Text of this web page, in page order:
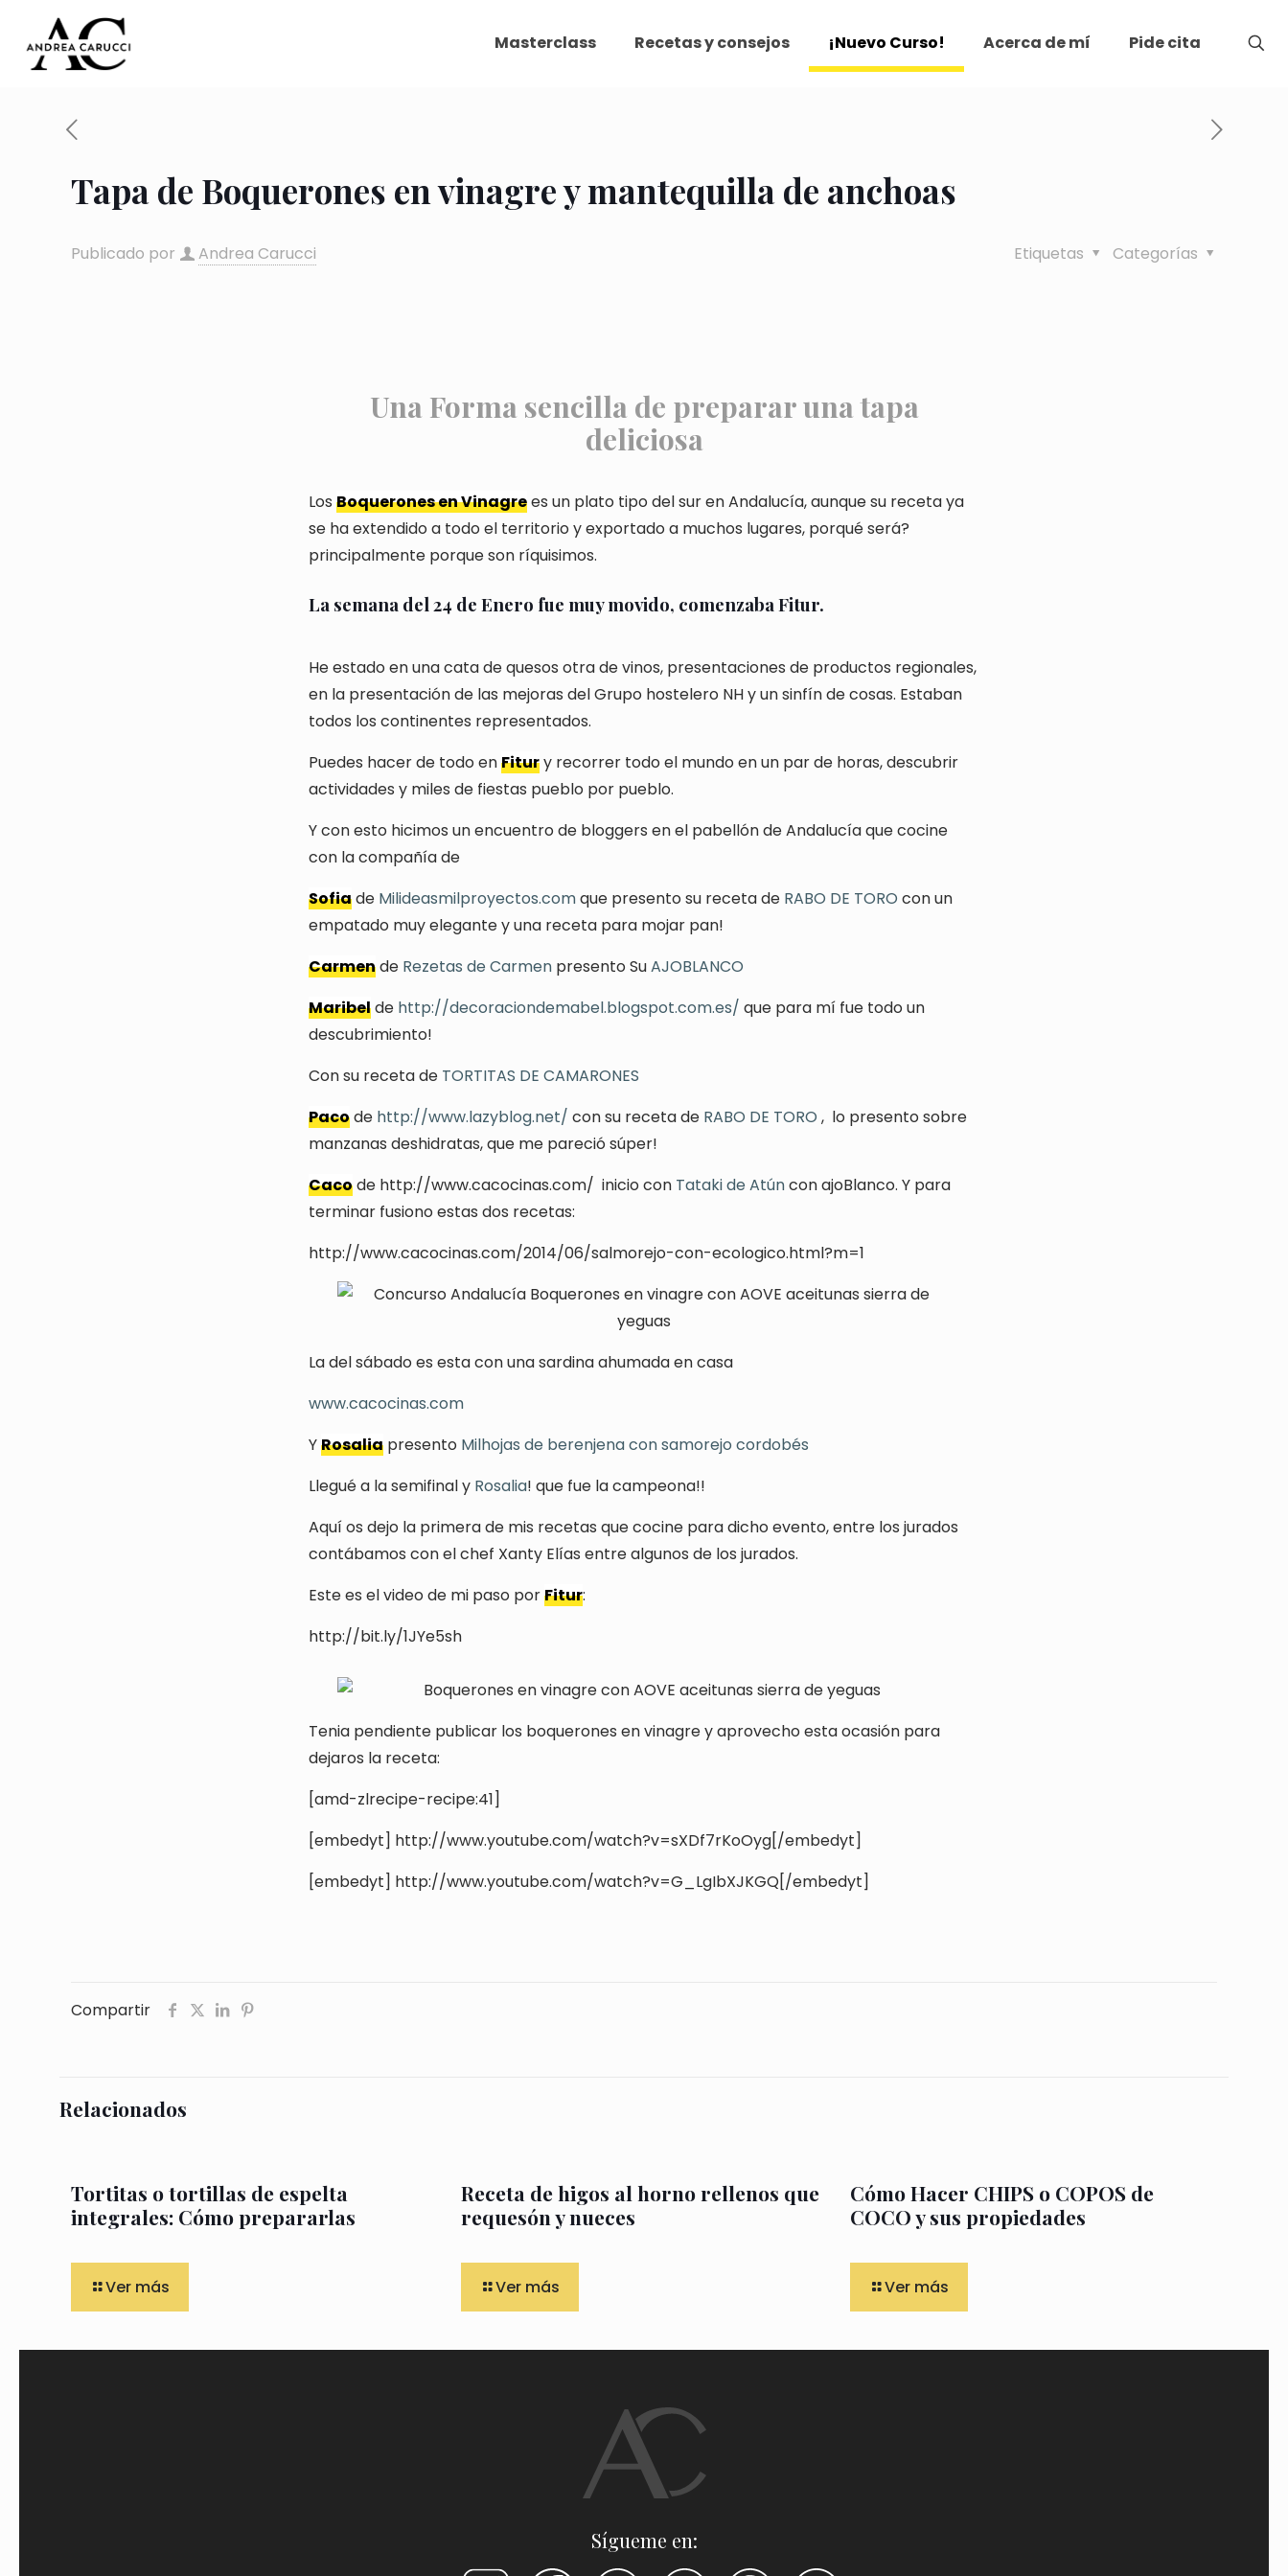
Masterclass Recetas y consejos ¡Nuevo Curso! Acerca de mí Pide cita
Tapa de Boquerones en vinagre y mantequilla de anchoas
Publicado por Andrea Carucci Categorías
Etiquetas
Una Forma sencilla de preparar una tapa
deliciosa
Los Boquerones en Vinagrees un plato tipo del sur en Andalucía, aunque su receta ya
se ha extendido a todo el territorio y exportado a muchos lugares, porqué será?
principalmente porque son ríquisimos.
La semana del 24 de Enero fue muy movido, comenzaba Fitur.
He estado en una cata de quesos otra de vinos, presentaciones de productos regionales,
en la presentación de las mejoras del Grupo hostelero NH y un sinfín de cosas. Estaban
todos los continentes representados.
Puedes hacer de todo enFitury recorrer todo el mundo en un par de horas, descubrir
actividades y miles de fiestas pueblo por pueblo.
Y con esto hicimos un encuentro de bloggers en el pabellón de Andalucía que cocine
con la compañía de
Sofiade Milideasmilproyectos.comque presento su receta de RABO DE TORO con un
empatado muy elegante y una receta para mojar pan!
Carmende Rezetas de Carmen presento SuAJOBLANCO
Maribelde http://decoraciondemabel.blogspot.com.es/ que para mí fue todo un
descubrimiento!
Con su receta de TORTITAS DE CAMARONES
Pacode http://www.lazyblog.net/ con su receta de RABO DE TORO , lo presento sobre
manzanas deshidratas, que me pareció súper!
Cacode http://www.cacocinas.com/ inicio con Tataki de Atúncon ajoBlanco. Y para
terminar fusiono estas dos recetas:
http://www.cacocinas.com/2014/06/salmorejo-con-ecologico.html?m=1
La del sábado es esta con una sardina ahumada en casa
www.cacocinas.com
YRosalia presento Milhojas de berenjena con samorejo cordobés
Llegué a la semifinal y Rosalia! que fue la campeona!!
Aquí os dejo la primera de mis recetas que cocine para dicho evento, entre los jurados
contábamos con el chef Xanty Elías entre algunos de los jurados.
Este es el video de mi paso porFitur:
http://bit.ly/1JYe5sh
Tenia pendiente publicar los boquerones en vinagre y aprovecho esta ocasión para
dejaros la receta:
[amd-zlrecipe-recipe:41]
[embedyt] http://www.youtube.com/watch?v=sXDf7rKoOyg[/embedyt]
[embedyt] http://www.youtube.com/watch?v=G_LgIbXJKGQ[/embedyt]
Compartir
Relacionados
Tortitas o tortillas de espelta
integrales: Cómo prepararlas
Ver más
Receta de higos al horno rellenos que
requesón y nueces
Ver más
Cómo Hacer CHIPS o COPOS de
COCO y sus propiedades
Ver más
Sígueme en: